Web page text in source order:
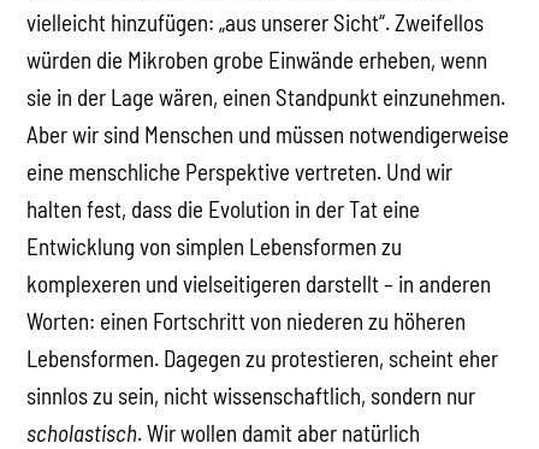
vielleicht hinzufügen: „aus unserer Sicht“. Zweifellos
würden die Mikroben grobe Einwände erheben, wenn
sie in der Lage wären, einen Standpunkt einzunehmen.
Aber wir sind Menschen und müssen notwendigerweise
eine menschliche Perspektive vertreten. Und wir
halten fest, dass die Evolution in der Tat eine
Entwicklung von simplen Lebensformen zu
komplexeren und vielseitigeren darstellt – in anderen
Worten: einen Fortschritt von niederen zu höheren
Lebensformen. Dagegen zu protestieren, scheint eher
sinnlos zu sein, nicht wissenschaftlich, sondern nur
scholastisch. Wir wollen damit aber natürlich